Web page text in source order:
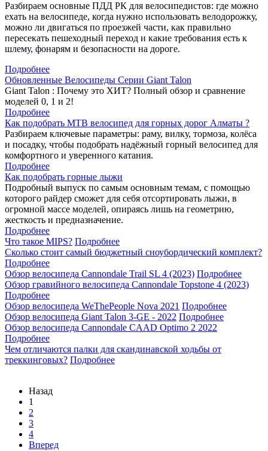
Разбираем основные ПДД РК для велосипедистов: где можно
ехать на велосипеде, когда нужно использовать велодорожку,
можно ли двигаться по проезжей части, как правильно
пересекать пешеходный переход и какие требования есть к
шлему, фонарям и безопасности на дороге.
Подробнее
Обновленные Велосипеды Серии Giant Talon
Giant Talon : Почему это ХИТ? Полный обзор и сравнение
моделей 0, 1 и 2!
Подробнее
Как подобрать MTB велосипед для горных дорог Алматы ?
Разбираем ключевые параметры: раму, вилку, тормоза, колёса
и посадку, чтобы подобрать надёжный горный велосипед для
комфортного и уверенного катания.
Подробнее
Как подобрать горные лыжи
Подробный выпуск по самым основным темам, с помощью
которого райдер сможет для себя отсортировать лыжи, в
огромной массе моделей, опираясь лишь на геометрию,
жесткость и предназначение.
Подробнее
Что такое MIPS? Подробнее
Сколько стоит самый бюджетный сноубордический комплект?
Подробнее
Обзор велосипеда Cannondale Trail SL 4 (2023) Подробнее
Обзор гравийного велосипеда Cannondale Topstone 4 (2023)
Подробнее
Обзор велосипеда WeThePeople Nova 2021 Подробнее
Обзор велосипеда Giant Talon 3-GE - 2022 Подробнее
Обзор велосипеда Cannondale CAAD Optimo 2 2022
Подробнее
Чем отличаются палки для скандинавской ходьбы от
треккинговых? Подробнее
Назад
1
2
3
4
Вперед